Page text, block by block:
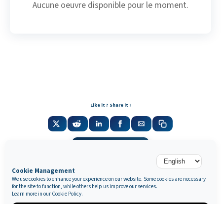
Aucune oeuvre disponible pour le moment.
Like it ? Share it !
Galerie Marek & Sons
Maurice Mielniczuk et Elise Vignault
Cookie Management
We use cookies to enhance your experience on our website. Some cookies are necessary
for the site to function, while others help us improve our services.
Learn more in our Cookie Policy.